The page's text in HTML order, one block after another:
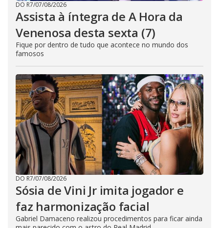
DO R7/07/08/2026
Assista à íntegra de A Hora da
Venenosa desta sexta (7)
Fique por dentro de tudo que acontece no mundo dos
famosos
DO R7/07/08/2026
Sósia de Vini Jr imita jogador e
faz harmonização facial
Gabriel Damaceno realizou procedimentos para ficar ainda